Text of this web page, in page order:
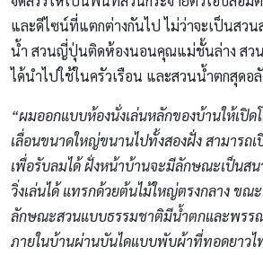
และดีไซน์ที่แตกต่างกันไป ไม่ว่าจะเป็นสว
น้ำ สวนญี่ปุ่นติดห้องนอนคุณแม่ชั้นล่าง สว
ได้นำไปใช้ในครัวเรือน และสวนน้ำตกสุดอ
“ผมออกแบบห้องนั่งเล่นหลักของบ้านให้เปิด
เลื่อนขนาดใหญ่ขนานไปทั้งสองฝั่ง สามารถเ
เพื่อรับลมได้ ฝั่งหน้าบ้านจะมีลักษณะเป็นสน
วิ่งเล่นได้ แทรกด้วยต้นไม้ใหญ่ตรงกลาง ขณ
ลักษณะสวนแบบธรรมชาติมีน้ำตกและพรร
ภายในบ้านผ่านบันไดแบบพับผ้าที่ทอดยาวไ